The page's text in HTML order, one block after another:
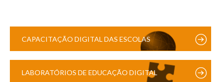
CAPACITAÇÃO DIGITAL DAS ESCOLAS
LABORATÓRIOS DE EDUCAÇÃO DIGITAL